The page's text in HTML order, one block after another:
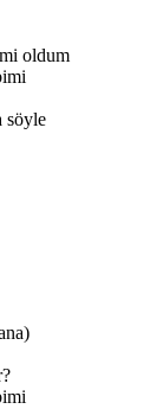
oldum
söyle